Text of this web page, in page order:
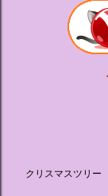
クリスマスツリー